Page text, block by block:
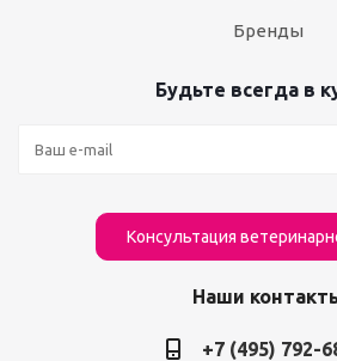
Бренды
Будьте всегда в
Консультация
Наши
+7 (495) 792-